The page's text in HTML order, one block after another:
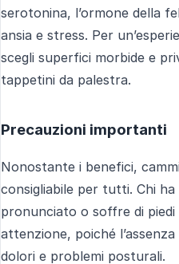
serotonina, l’ormone della
ansia e stress. Per
scegli superfici morbide e
tappetini da palestra.
Precauzioni importanti
Nonostante i benefici,
consigliabile per tutti. Chi
pronunciato o soffre di
attenzione, poiché
dolori e problemi posturali.